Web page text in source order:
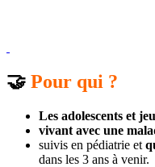
🤝 Pour qui ?
Les adolescents et
vivant avec une
suivis en pédiatrie et
dans les 3 ans à venir.